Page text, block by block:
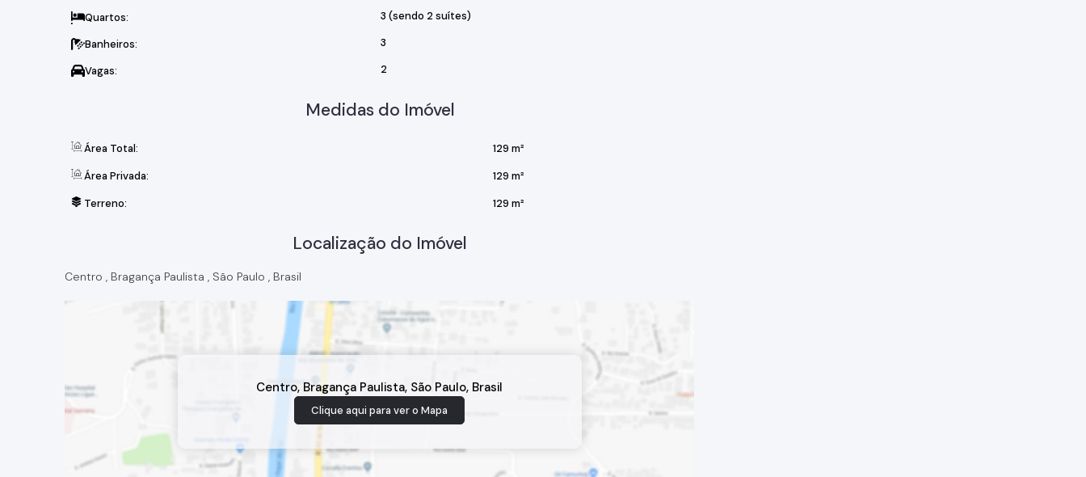
Quartos: 3 (sendo 2 suítes)
Banheiros: 3
Vagas: 2
Medidas do Imóvel
Área Total:
129 m²
Área Privada:
129 m²
Terreno:
129 m²
Localização do Imóvel
Centro , Bragança Paulista , São Paulo , Brasil
Centro, Bragança Paulista, São Paulo, Brasil
Clique aqui para ver o Mapa